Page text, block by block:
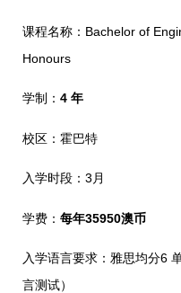
课程名称：Bachelor of
Honours
学制： 4 年
校区：霍巴特
入学时段：3月
学费： 每年35950澳币
入学语言要求：雅思均分6
言测试）